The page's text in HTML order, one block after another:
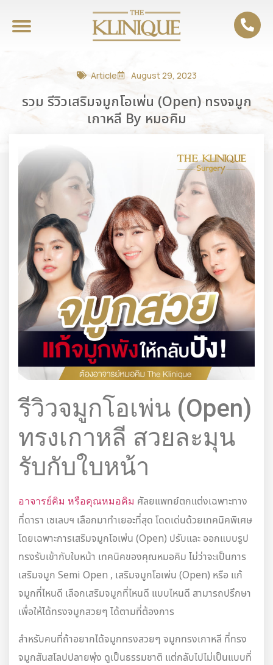
Article August 29, 2023
รวม รีวิวเสริมจมูกโอเพ่น (Open) ทรงจมูก
เกาหลี By หมอคิม
รีวิวจมูกโอเพ่น (Open)
ทรงเกาหลี สวยละมุน
รับกับใบหน้า
อาจารย์คิม หรือคุณหมอคิม ศัลยแพทย์ตกแต่งเฉพาะทาง
ที่ดารา เซเลบฯ เลือกมาทำเยอะที่สุด โดดเด่นด้วยเทคนิคพิเศษ
โดยเฉพาะการเสริมจมูกโอเพ่น (Open) ปรับและ ออกแบบรูป
ทรงรับเข้ากับใบหน้า เทคนิคของคุณหมอคิม ไม่ว่าจะเป็นการ
เสริมจมูก Semi Open , เสริมจมูกโอเพ่น (Open) หรือ แก้
จมูกที่ไหนดี เลือกเสริมจมูกที่ไหนดี แบบไหนดี สามารถปรึกษา
เพื่อให้ได้ทรงจมูกสวยๆ ได้ตามที่ต้องการ
สำหรับคนที่ถ้าอยากได้จมูกทรงสวยๆ จมูกทรงเกาหลี ที่ทรง
จมูกสันสโลปปลายพุ่ง ดูเป็นธรรมชาติ แต่กลับไปไม่เป็นแบบที่